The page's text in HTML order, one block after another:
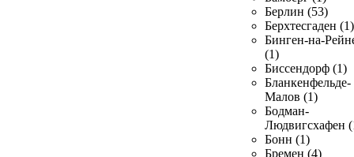
Берлин (53)
Берхтесгаден (1)
Бинген-на-
(1)
Биссендорф (1)
Бланкенфельде-
Малов (1)
Бодман-
Людвигсхафен
Бонн (1)
Бремен (4)